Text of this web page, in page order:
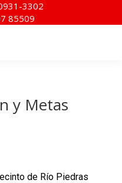
3302
85509
y Metas
de Río Piedras